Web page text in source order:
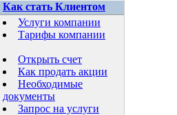
Как стать Клиентом
Услуги компании
Тарифы компании
Открыть счет
Как продать акции
Необходимые
документы
Запрос на услуги